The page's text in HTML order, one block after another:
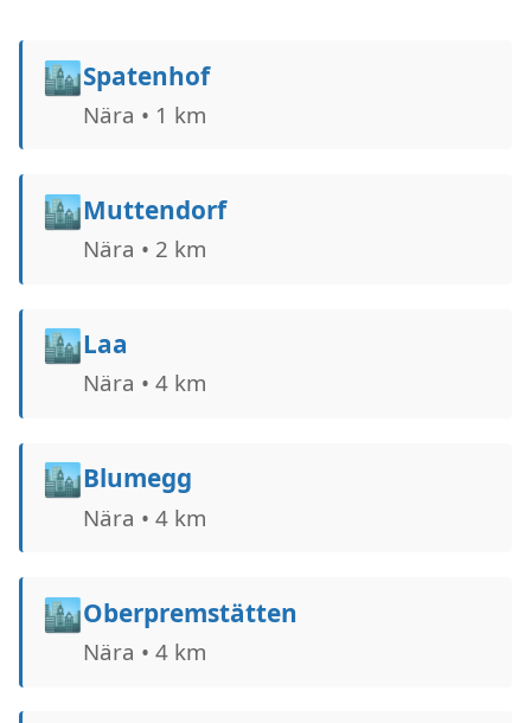
🏙️Spatenhof
Nära • 1 km
🏙️Muttendorf
Nära • 2 km
🏙️Laa
Nära • 4 km
🏙️Blumegg
Nära • 4 km
🏙️Oberpremstätten
Nära • 4 km